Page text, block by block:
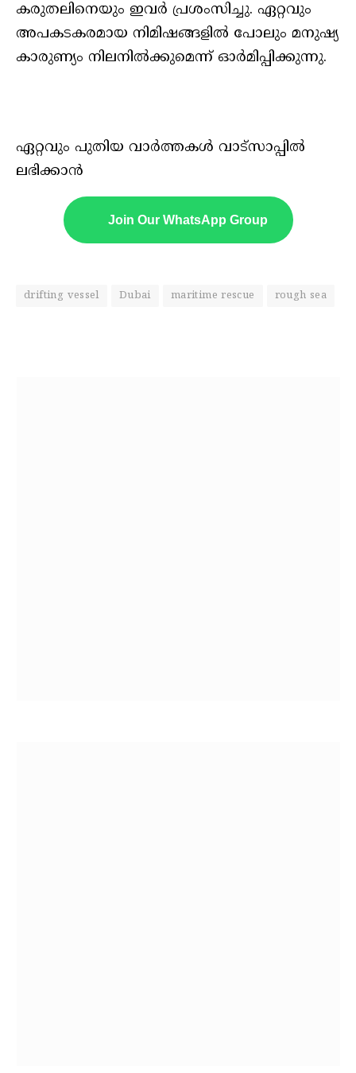
കരുതലിനെയും ഇവര്‍ പ്രശംസിച്ചു. ഏറ്റവും
അപകടകരമായ നിമിഷങ്ങളില്‍ പോലും മനുഷ്യ
കാരുണ്യം നിലനില്‍ക്കുമെന്ന് ഓര്‍മിപ്പിക്കുന്നു.
ഏറ്റവും പുതിയ വാർത്തകൾ വാട്സാപ്പിൽ
ലഭിക്കാൻ
Join Our WhatsApp Group
drifting vessel Dubai maritime rescue rough sea